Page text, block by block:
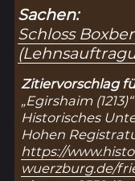
Sachen:
Schloss
Zitiervorschlag
„Egirshaim
Historisches
Hohen
https://
wuerzburg.de/